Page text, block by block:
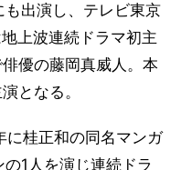
出演し、テレビ東京
上波連続ドラマ初主
優の藤岡真威人。本
となる。
に桂正和の同名マンガ
1人を演じ連続ドラ